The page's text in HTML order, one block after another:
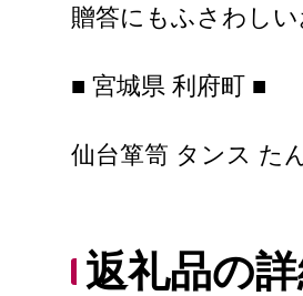
贈答にもふさわしい
■ 宮城県 利府町 ■
仙台箪笥 タンス た
返礼品の詳